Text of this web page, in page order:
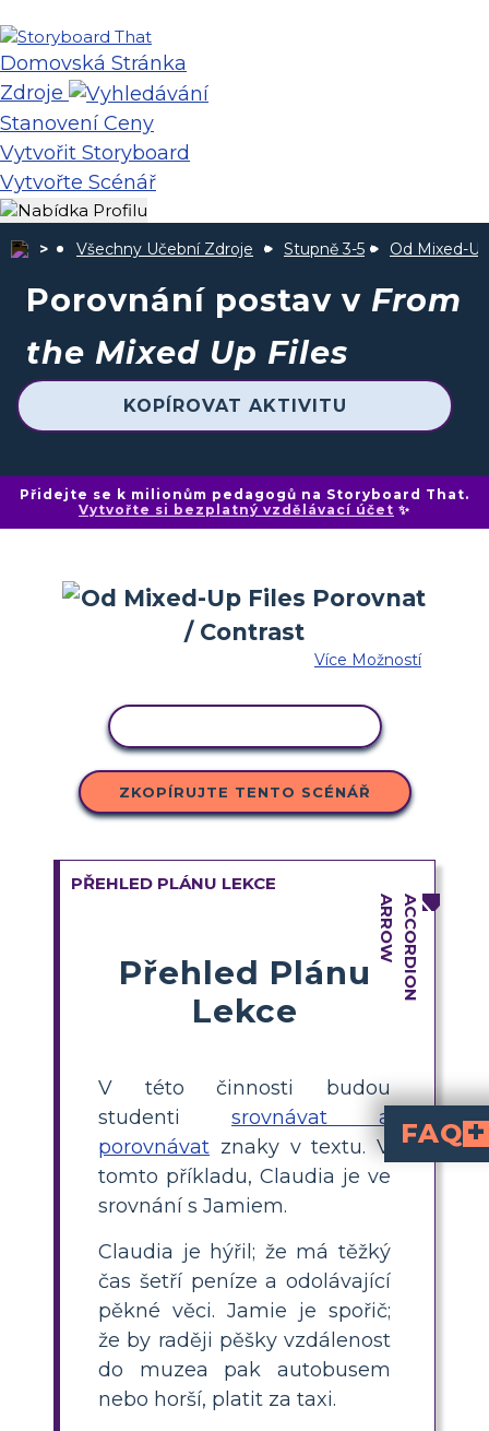
Domovská Stránka
Zdroje
Stanovení Ceny
Vytvořit Storyboard
Vytvořte Scénář
Všechny Učební Zdroje Stupně 3-5 Od Mixed-
Porovnání postav v From
the Mixed Up Files
KOPÍROVAT AKTIVITU
Přidejte se k milionům pedagogů na Storyboard That.
Vytvořte si bezplatný vzdělávací účet ✨
Více Možností
ZKOPÍRUJTE TENTO SCÉNÁŘ
PŘEHLED PLÁNU LEKCE
Přehled Plánu
Lekce
V této činnosti budou
studenti srovnávat a
porovnávat znaky v textu. V
tomto příkladu, Claudia je ve
srovnání s Jamiem.
Claudia je hýřil; že má těžký
čas šetří peníze a odolávající
pěkné věci. Jamie je spořič;
že by raději pěšky vzdálenost
do muzea pak autobusem
nebo horší, platit za taxi.
FAQ